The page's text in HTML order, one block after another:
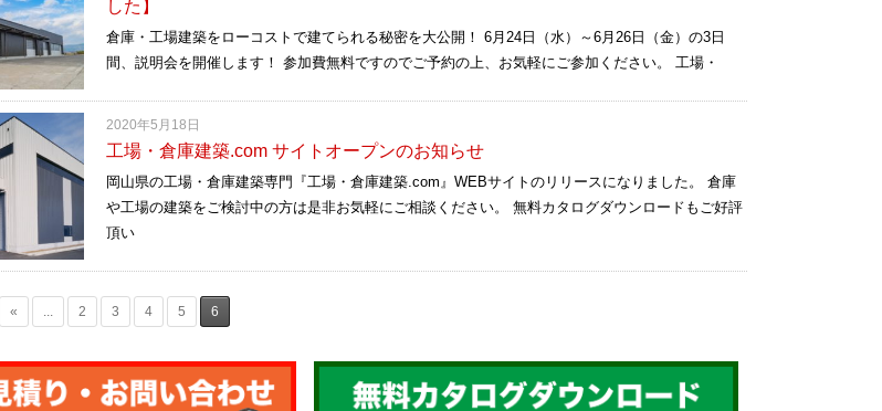
した】
倉庫・工場建築をローコストで建てられる秘密を大公開！ 6月24日（水）～6月26日（金）の3日
間、説明会を開催します！ 参加費無料ですのでご予約の上、お気軽にご参加ください。 工場・
2020年5月18日
工場・倉庫建築.com サイトオープンのお知らせ
岡山県の工場・倉庫建築専門『工場・倉庫建築.com』WEBサイトのリリースになりました。 倉庫
や工場の建築をご検討中の方は是非お気軽にご相談ください。 無料カタログダウンロードもご好評
頂い
« ... 2 3 4 5 6